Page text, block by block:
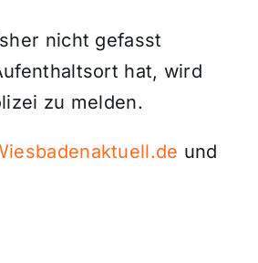
nicht gefasst
hat, wird
zu melden.
und